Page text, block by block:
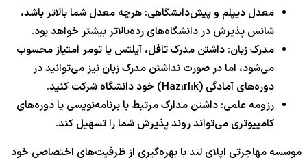
معدل دیپلم و پیش‌دانشگاهی: هرچه معدل شما بالاتر باشد،
شانس پذیرش در دانشگاه‌های رده‌بالاتر بیشتر خواهد بود.
مدرک زبان: داشتن مدرک تافل، آیلتس یا تومر امتیاز محسوب
می‌شود، اما در صورت نداشتن مدرک زبان نیز می‌توانید در
دوره‌های آمادگی (Hazırlık) خود دانشگاه شرکت کنید.
رزومه علمی: داشتن مدارک مرتبط با برنامه‌نویسی یا دوره‌های
کامپیوتری می‌تواند روند پذیرش شما را تسهیل کند.
موسسه مهاجرتی اپلای لند با بهره‌گیری از ظرفیت‌های اختصاصی خود